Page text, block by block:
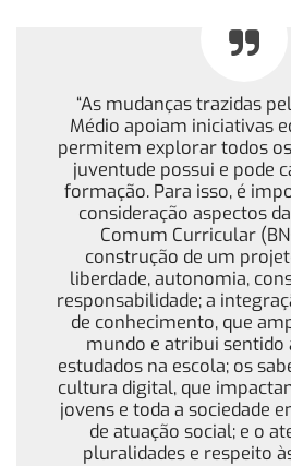
“As mudanças trazidas
Médio apoiam iniciativas
permitem explorar todos
juventude possui e pode
formação. Para isso, é
consideração aspectos
Comum Curricular
construção de um
liberdade, autonomia,
responsabilidade; a
de conhecimento, que
mundo e atribui sentido
estudados na escola; os
cultura digital, que
jovens e toda a sociedade
de atuação social; e o
pluralidades e respeito